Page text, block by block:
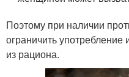
Поэтому при наличии
ограничить употребление
из рациона.